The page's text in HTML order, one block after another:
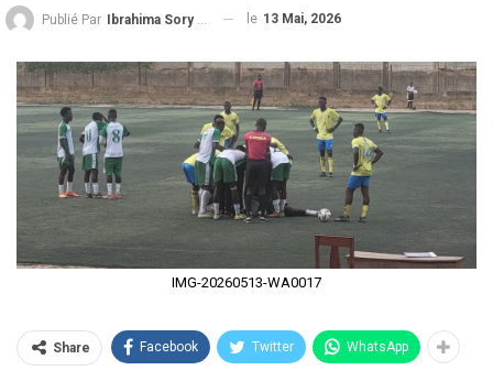
Publié Par Ibrahima Sory Diallo le 13 Mai, 2026
IMG-20260513-WA0017
Share Facebook Twitter WhatsApp